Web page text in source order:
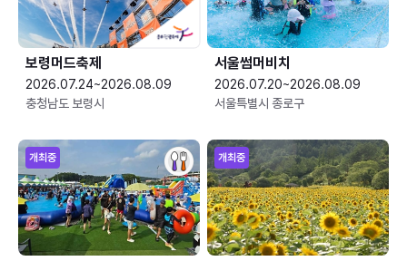
보령머드축제
2026.07.24~2026.08.09
충청남도 보령시
서울썸머비치
2026.07.20~2026.08.09
서울특별시 종로구
개최중 개최중